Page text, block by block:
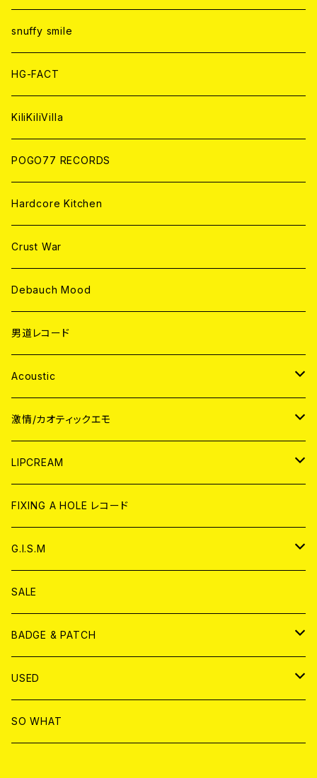
ANALOG
ANALOG
CD
ANALOG
CD
ANALOG
WORLD
CD
ANALOG
snuffy smile
HG-FACT
KiliKiliVilla
POGO77 RECORDS
Hardcore Kitchen
Crust War
Debauch Mood
男道レコード
Acoustic
JAPAN
CD
ANALOG
WORLD
CD
ANALOG
激情/カオティックエモ
JAPAN
CD
ANALOG
WORLD
CD
ANALOG
LIPCREAM
CD
アナログ
DVD
T-shirt & WEAR
FIXING A HOLE レコード
G.I.S.M
CD
ANALOG
T-SHIRT & WEAR
DVD
SALE
BADGE & PATCH
BADGE
PATCH
USED
書籍
SO WHAT